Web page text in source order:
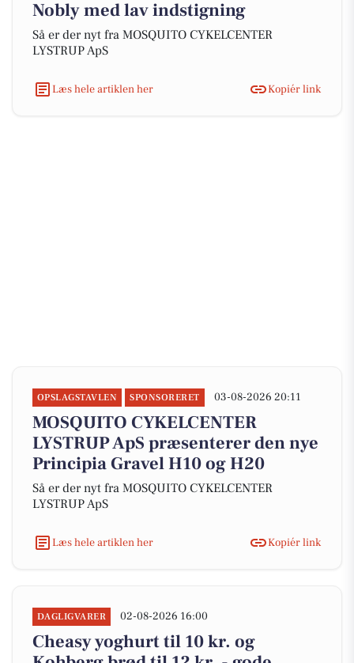
Nobly med lav indstigning
Så er der nyt fra MOSQUITO CYKELCENTER
LYSTRUP ApS
Læs hele artiklen her Kopiér link
OPSLAGSTAVLEN SPONSORERET 03-08-2026 20:11
MOSQUITO CYKELCENTER
LYSTRUP ApS præsenterer den nye
Principia Gravel H10 og H20
Så er der nyt fra MOSQUITO CYKELCENTER
LYSTRUP ApS
Læs hele artiklen her Kopiér link
DAGLIGVARER 02-08-2026 16:00
Cheasy yoghurt til 10 kr. og